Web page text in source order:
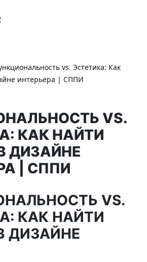
vs. Эстетика: Как
интерьера | СППИ
VS.
КАК НАЙТИ
ДИЗАЙНЕ
| СППИ
VS.
КАК НАЙТИ
ДИЗАЙНЕ